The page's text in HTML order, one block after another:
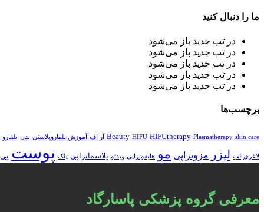
ما را دنبال کنید
در تب جدید باز می‌شود
در تب جدید باز می‌شود
در تب جدید باز می‌شود
در تب جدید باز می‌شود
در تب جدید باز می‌شود
برچسب‌ها
Beauty HIFU HIFUtherapy Plasmatherapy skin care آر اف آموزش بلفاروپلاستی بدن بلفارو
لاغری لب لیزر مزوتراپی مو هایفوتراپی ویدئو پلاسماتراپی پلک پوست
معرفی گروه پزشکی پاسارگاد